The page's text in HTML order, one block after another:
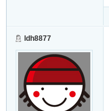
ldh8877